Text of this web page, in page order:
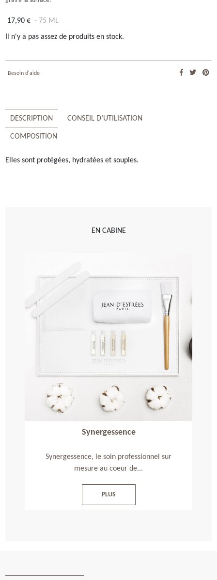
17,90 € - 75 ML
Il n'y a pas assez de produits en stock.
Besoin d'aide
DESCRIPTION CONSEIL D‘UTILISATION
COMPOSITION
Elles sont protégées, hydratées et souples.
EN CABINE
Synergessence
Synergessence, le soin professionnel sur
mesure au coeur de...
PLUS